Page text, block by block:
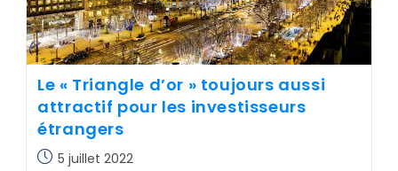
Le « Triangle d’or » toujours aussi
attractif pour les investisseurs
étrangers
5 juillet 2022